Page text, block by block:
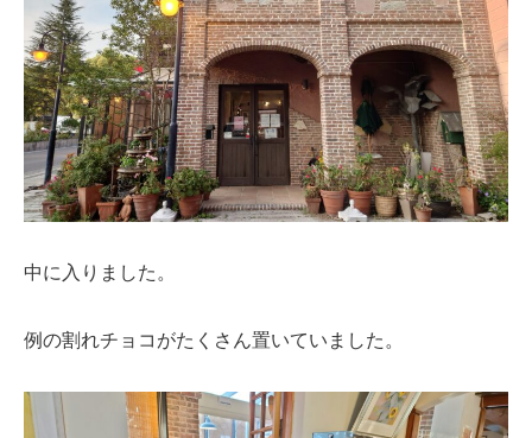
中に入りました。
例の割れチョコがたくさん置いていました。